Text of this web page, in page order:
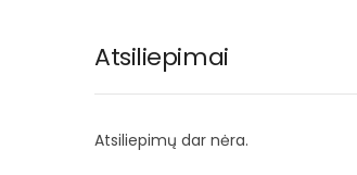
Atsiliepimai
Atsiliepimų dar nėra.